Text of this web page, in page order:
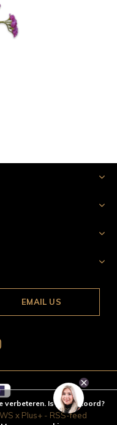
EMAIL US
x Plus+ - RSS-feed
verbeteren. Is dat akkoord?